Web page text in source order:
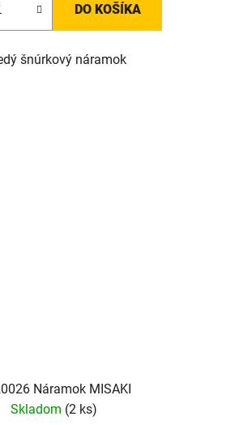
DO KOŠÍKA
šnúrkový náramok
Náramok MISAKI
Skladom (2 ks)